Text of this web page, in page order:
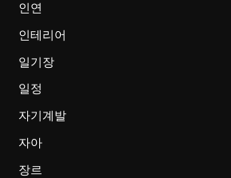
인연
인테리어
일기장
일정
자기계발
자아
장르